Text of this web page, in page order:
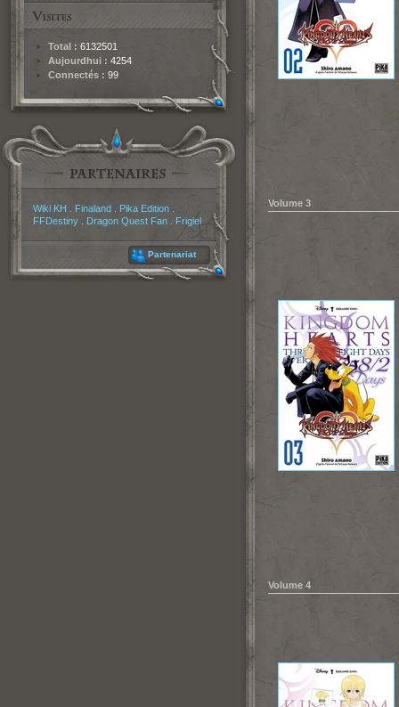
Total : 6132501
Aujourdhui : 4254
Connectés : 99
Wiki KH Finaland Pika Edition
FFDestiny
Dragon Quest Fan Frigiel
Partenariat
Volume 3
Volume 4